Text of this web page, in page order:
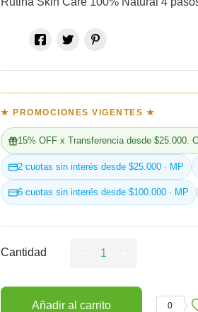
★ PROMOCIONES VIGENTES ★
15% OFF x Transferencia desde $25.000.
2 cuotas sin interés desde $25.000 · MP
6 cuotas sin interés desde $100.000 · MP
Cantidad
Añadir al carrito 0